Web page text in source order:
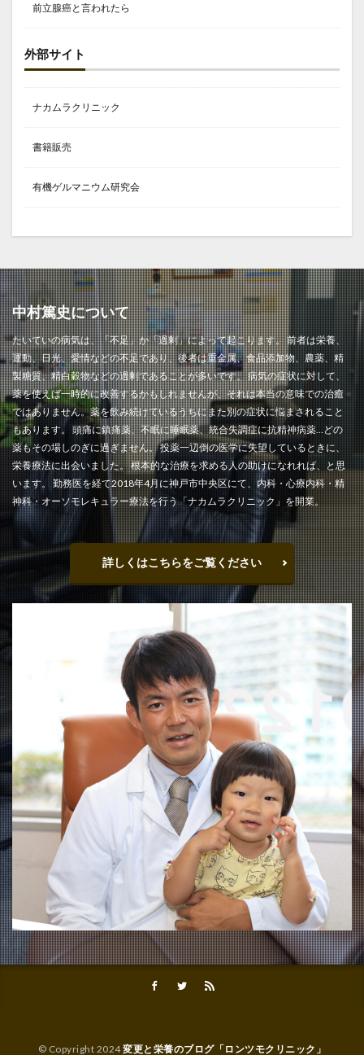
前立腺癌と言われたら
外部サイト
ナカムラクリニック
書籍販売
有機ゲルマニウム研究会
中村篤史について
たいていの病気は、「不足」か「過剰」によって起こります。 前者は栄養、
運動、日光、愛情などの不足であり、後者は重金属、食品添加物、農薬、精
製糖質、精白穀物などの過剰であることが多いです。 病気の症状に対して、
薬を使えば一時的に改善するかもしれませんが、それは本当の意味での治癒
ではありません。薬を飲み続けているうちにまた別の症状に悩まされること
もあります。 頭痛に鎮痛薬、不眠に睡眠薬、統合失調症に抗精神病薬…どの
薬もその場しのぎに過ぎません。 投薬一辺倒の医学に失望しているときに、
栄養療法に出会いました。 根本的な治療を求める人の助けになれれば、と思
います。 勤務医を経て2018年4月に神戸市中央区にて、内科・心療内科・精
神科・オーソモレキュラー療法を行う「ナカムラクリニック」を開業。
詳しくはこちらをご覧ください
© Copyright 2024変更と栄養のブログ「ロンツモクリニック」